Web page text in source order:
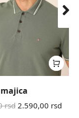
rsd 2.590,00 rsd